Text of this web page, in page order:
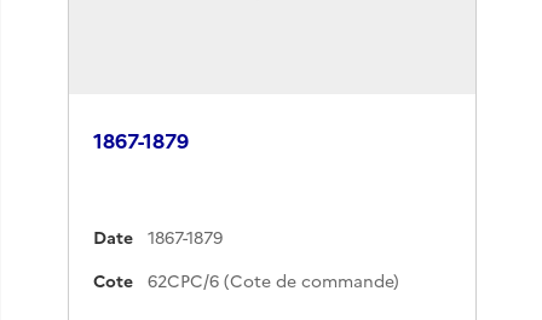
1867-1879
Date
1867-1879
Cote
62CPC/6 (Cote de commande)